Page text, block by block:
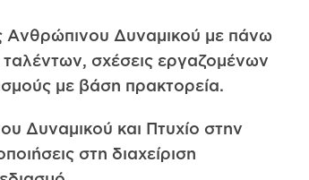
Ανθρώπινου Δυναμικού με πάνω
ταλέντων, σχέσεις εργαζομένων
με βάση πρακτορεία.
Δυναμικού και Πτυχίο στην
στη διαχείριση